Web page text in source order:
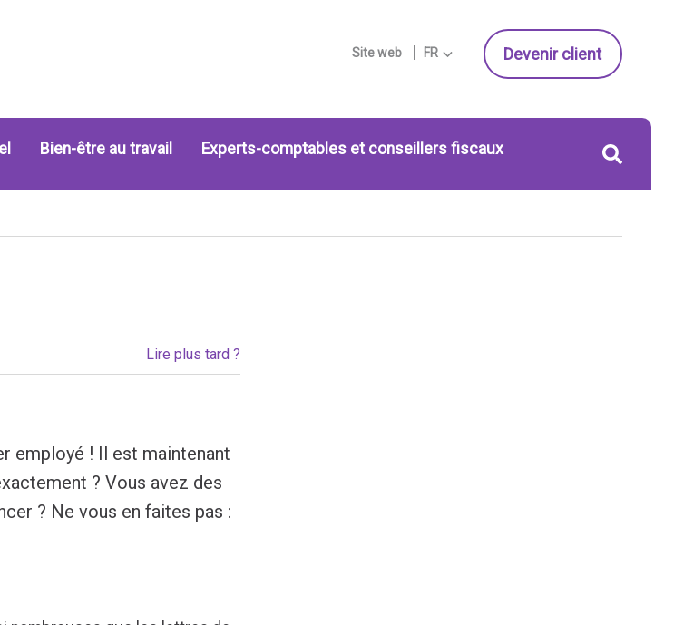
Site web FR Devenir client
Bien-être au travail Experts-comptables et conseillers fiscaux
Lire plus tard ?
employé ! Il est maintenant
? Vous avez des
? Ne vous en faites pas :